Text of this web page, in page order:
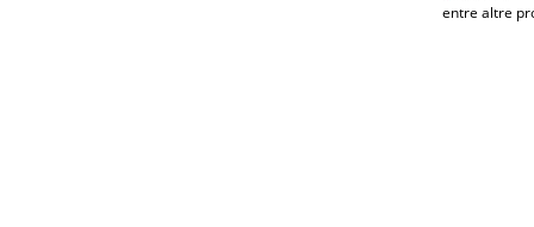
entre altre